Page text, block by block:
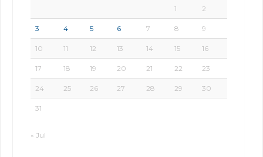
1 2
3 4 5 6 7 8 9
10 11 12 13 14 15 16
17 18 19 20 21 22 23
24 25 26 27 28 29 30
31
« Jul